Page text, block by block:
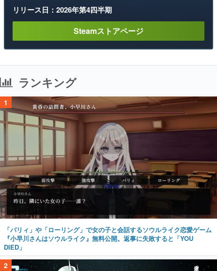
リリース日：2026年第4四半期
Steamストアページ
ランキング
1
「パリィ」や「ローリング」で女の子と会話するソウルライク恋愛ゲーム
『小早川さんはソウルライク』無料公開。返事に失敗すると「YOU
DIED」
2